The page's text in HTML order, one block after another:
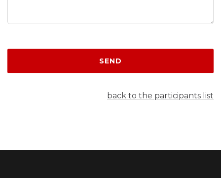
SEND
back to the participants list